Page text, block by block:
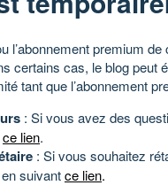
l’abonnement premium
certains cas, le blog peut
tant que l’abonnement
: Si vous avez des
ce lien.
: Si vous souhaitez
suivantce lien.